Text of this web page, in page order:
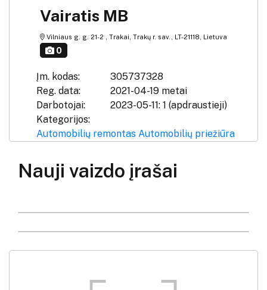
Vairatis MB
Vilniaus g. g. 21-2 , Trakai, Trakų r. sav., LT-21118, Lietuva
0
Įm. kodas:
305737328
Reg. data:
2021-04-19 metai
Darbotojai:
2023-05-11: 1 (apdraustieji)
Kategorijos:
Automobilių remontas Automobilių priežiūra
Nauji vaizdo įrašai